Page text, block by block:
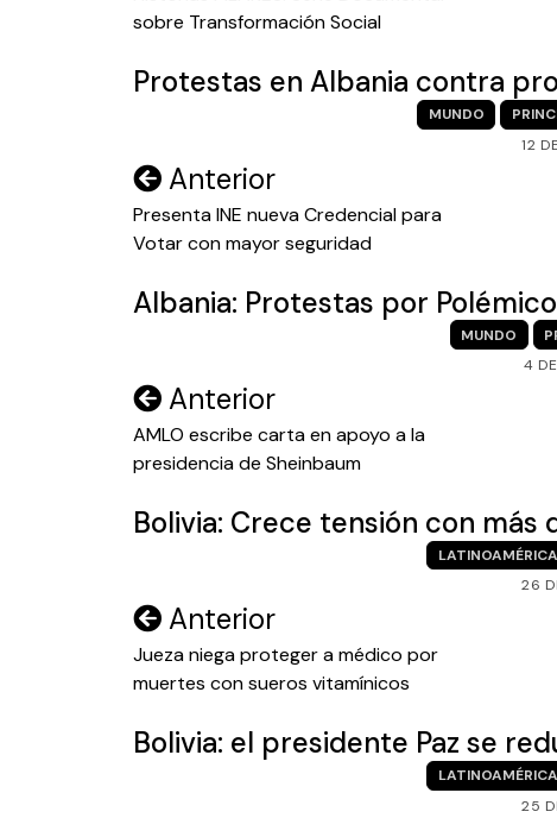
sobre Transformación Social
Protestas en Albania contra
MUNDO
12
Navegación
de
entradas
Anterior
Presenta INE nueva Credencial para
Votar con mayor seguridad
Albania: Protestas por
MUNDO
4
Navegación
de
entradas
Anterior
AMLO escribe carta en apoyo a la
presidencia de Sheinbaum
Bolivia: Crece tensión con
LATINOAMÉRICA
26
Navegación
de
Anterior
Jueza niega proteger a médico por
muertes con sueros vitamínicos
Bolivia: el presidente Paz se
LATINOAMÉRICA
25